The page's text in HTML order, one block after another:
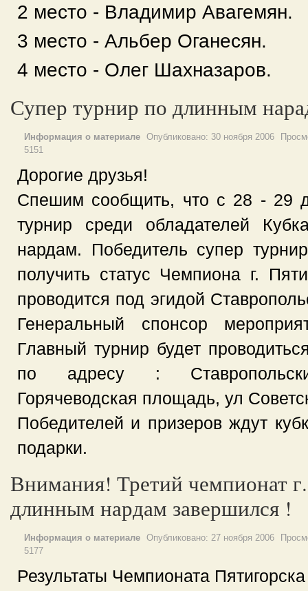
2 место - Владимир Авагемян.
3 место - Альбер Оганесян.
4 место - Олег Шахназаров.
Супер турнир по длинным
Информация о материале Опубликовано: 30 ноября 2006
5151
Дорогие друзья!
Спешим сообщить, что с 28 - 29
турнир среди обладателей
нардам. Победитель супер
получить статус Чемпиона г.
проводится под эгидой
Генеральный спонсор
Главный турнир будет
по адресу : Ставропольский
Горячеводская площадь, ул
Победителей и призеров ждут
подарки.
Внимания! Третий чемпионат
длинным нардам завершился !
Информация о материале Опубликовано: 27 ноября 2006
5177
Результаты Чемпионата